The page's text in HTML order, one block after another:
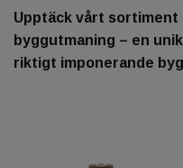
Upptäck vårt sortiment
byggutmaning – en
riktigt imponerande